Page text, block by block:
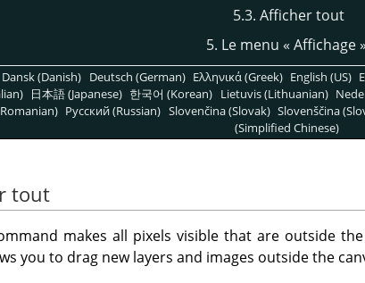
5.3. Afficher tout
5. Le menu « Affichage»
Dansk (Danish) Deutsch (German) Ελληνικά (Greek) English (US)
日本語 (Japanese) 한국어 (Korean) Lietuvis (Lithuanian)
Pусский (Russian) Slovenčina (Slovak) Slovenščina
(Simplified Chinese)
tout
makes all pixels visible that are outside
you to drag new layers and images outside the